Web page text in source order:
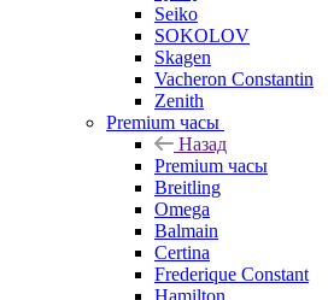
Seiko
SOKOLOV
Skagen
Vacheron Constantin
Zenith
Premium часы
Назад
Premium часы
Breitling
Omega
Balmain
Certina
Frederique Constant
Hamilton